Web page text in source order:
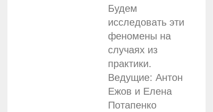
Будем
исследовать эти
феномены на
случаях из
практики.
Ведущие: Антон
Ежов и Елена
Потапенко